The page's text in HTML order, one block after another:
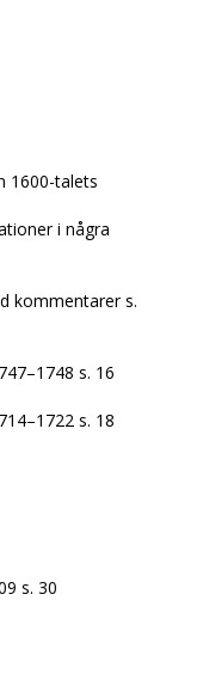
1600-talets
i några
kommentarer s.
s. 16
s. 18
s. 30